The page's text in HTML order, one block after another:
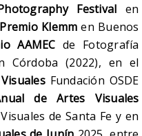
Festival en
Klemm en Buenos
AAMEC de Fotografía
Córdoba (2022), en el
Fundación OSDE
de Artes Visuales
de Santa Fe y en